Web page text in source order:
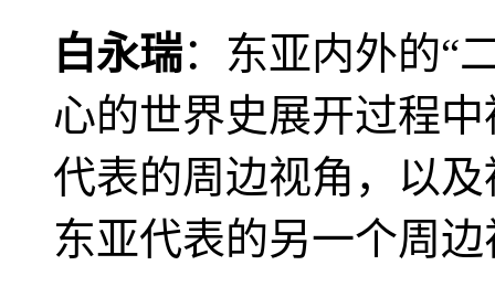
白永瑞：东亚内外的“
心的世界史展开过程
代表的周边视角，以
东亚代表的另一个周